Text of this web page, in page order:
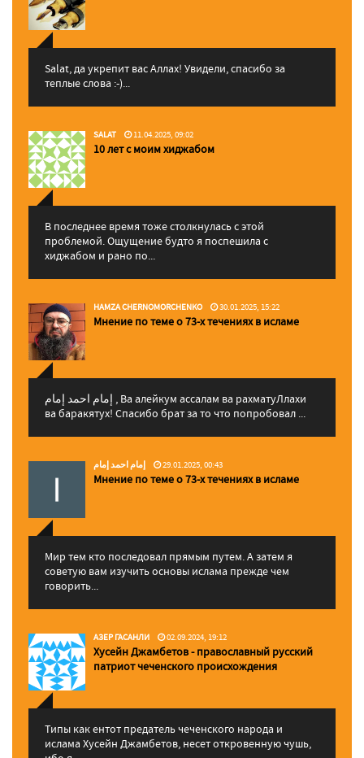
Salat, да укрепит вас Аллаx! Увидели, спасибо за
теплые слова :-)...
SALAT 11.04.2025, 09:02
10 лет с моим хиджабом
В последнее время тоже столкнулась с этой
проблемой. Ощущение будто я поспешила с
хиджабом и рано по...
HAMZA CHERNOMORCHENKO 30.01.2025, 15:22
Мнение по теме о 73-х течениях в исламе
إمام احمد إمام , Ва алейкум ассалам ва рахматуЛлахи
ва баракятух! Спасибо брат за то что попробовал ...
إمام احمد إمام 29.01.2025, 00:43
Мнение по теме о 73-х течениях в исламе
Мир тем кто последовал прямым путем. А затем я
советую вам изучить основы ислама прежде чем
говорить...
АЗЕР ГАСАНЛИ 02.09.2024, 19:12
Хусейн Джамбетов - православный русский
патриот чеченского происхождения
Типы как ентот предатель чеченского народа и
ислама Хусейн Джамбетов, несет откровенную чушь,